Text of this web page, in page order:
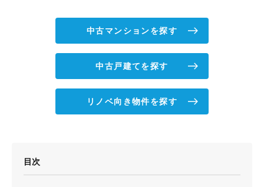
中古マンションを探す
中古戸建てを探す
リノベ向き物件を探す
目次